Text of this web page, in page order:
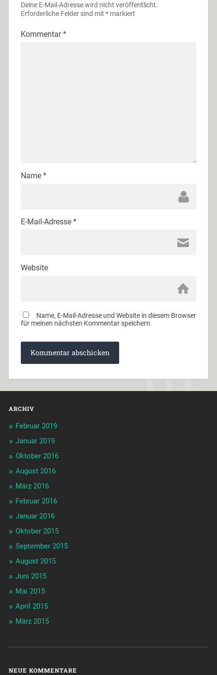
Deine E-Mail-Adresse wird nicht veröffentlicht.
Erforderliche Felder sind mit *markiert
Kommentar*
Name *
E-Mail-Adresse *
Website
Name, E-Mail-Adresse und Website in diesem Browser
für meinen nächsten Kommentar speichern.
ARCHIV
Februar 2019
Januar 2019
Oktober 2016
August 2016
März 2016
Februar 2016
Januar 2016
Oktober 2015
September 2015
August 2015
Juni 2015
Mai 2015
April 2015
März 2015
NEUE KOMMENTARE